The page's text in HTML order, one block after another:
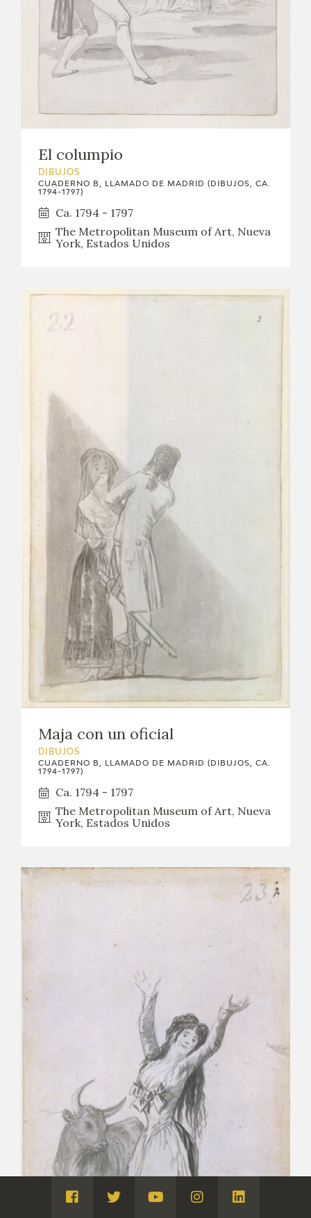
El columpio
DIBUJOS
CUADERNO B, LLAMADO DE MADRID (DIBUJOS, CA.
1794-1797)
Ca. 1794 - 1797
The Metropolitan Museum of Art, Nueva
York, Estados Unidos
Maja con un oficial
DIBUJOS
CUADERNO B, LLAMADO DE MADRID (DIBUJOS, CA.
1794-1797)
Ca. 1794 - 1797
The Metropolitan Museum of Art, Nueva
York, Estados Unidos
Visita
Visita
Visita
Visita
Visita